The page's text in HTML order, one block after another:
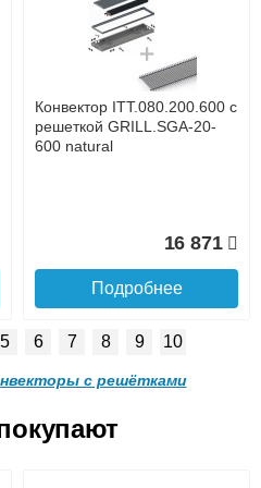
до подъезда
платная
с решеткой GRILL.SGA-20-
1000 natural
24 638
Конвектор ITT.080.200.800 с
решеткой GRILL.SGA-20-
800 natural
Конвектор ITT.080.200.600 с
решеткой GRILL.SGA-20-
600 natural
16 871
Подробнее
5 6 7 8 9 10
с решётками